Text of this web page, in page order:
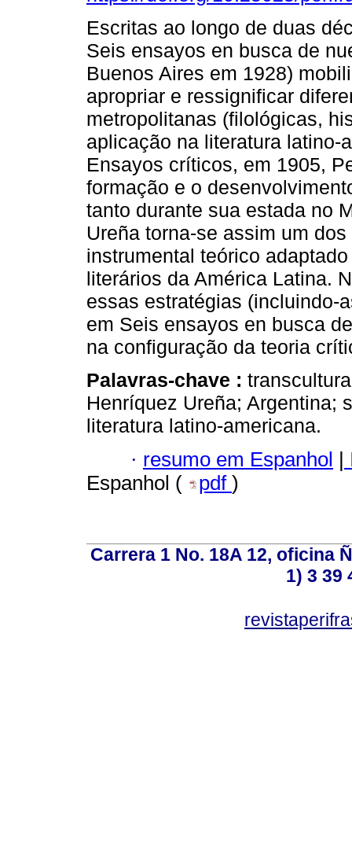
Escritas ao longo de duas
Seis ensayos en busca de
Buenos Aires em 1928)
apropriar e ressignificar
metropolitanas (filológicas,
aplicação na literatura latino-
Ensayos críticos, em 1905,
formação e o
tanto durante sua estada no
Ureña torna-se assim um
instrumental teórico
literários da América Latina.
essas estratégias (incluindo-
em Seis ensayos en busca
na configuração da teoria
Palavras-chave :
Henríquez Ureña; Argentina;
literatura latino-americana.
· resumo em Espanhol |
Espanhol (
pdf )
Carrera 1 No. 18A 12, oficina
1) 3 39